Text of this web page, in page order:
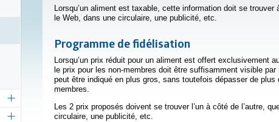
Lorsqu’un aliment est taxable, cette information doit se
le Web, dans une circulaire, une publicité, etc.
Programme de fidélisation
Lorsqu’un prix réduit pour un aliment est offert exclusivement
le prix pour les non-membres doit être suffisamment visible
peut être indiqué en plus gros, sans toutefois dépasser de
membres.
Les 2 prix proposés doivent se trouver l’un à côté de l’autre,
circulaire, une publicité, etc.